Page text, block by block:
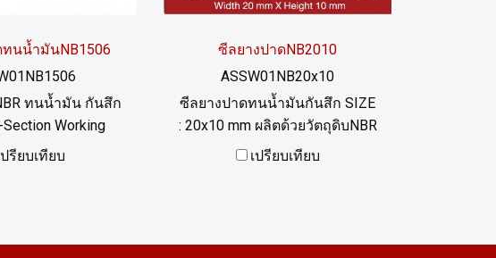
นน้ำมันNB1506
ทนน้ำมัน กันสึก
Working
35 to +120 C
ปรียบเทียบ
ซีลยางปาดNB2010
ASSW01NB20x10
ซีลยางปาดทนน้ำมันกันสึก SIZE
: 20x10 mm ผลิตด้วยวัตถุดิบNBR
อุณหภูมิการใช้งาน -35 to +120
เปรียบเทียบ